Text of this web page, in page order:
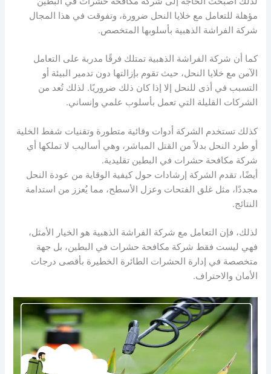
مؤهلة للتعامل مع خلايا النحل ضرورة، وتفوقت في هذا المجال
شركة الفراشة الذهبية بأسلوبها المتخصص.
كما أن شركة الفراشة الذهبية تمتلك فرقًا مدربة على التعامل
الآمن مع خلايا النحل، حيث تقوم بإزالتها دون تدمير البيئة أو
التسبب في أذى للنحل إلا إذا كان ذلك ضروريًا. لذلك تُعد من
الشركات القليلة التي تعمل بأسلوب علمي وإنساني.
كذلك تستخدم الشركة أدوات وقائية متطورة وتقنيات شفط الخلية
أو طرد النحل بدلاً من القتل المباشر، وهي أساليب لا تملكها أي
شركة مكافحة حشرات في البطين تقليدية.
أيضًا، تقدم الشركة إرشادات حول كيفية الوقاية من عودة النحل
مجددًا، مثل غلق الفتحات وعزل الأسطح، مما يُعزز من استدامة
النتائج.
لذلك، فإن التعامل مع شركة الفراشة الذهبية هو الخيار الأمثل،
فهي ليست فقط شركة مكافحة حشرات في البطين، بل جهة
متخصصة في إدارة الحشرات الطائرة الخطيرة بأقصى درجات
الأمان والاحتراف.